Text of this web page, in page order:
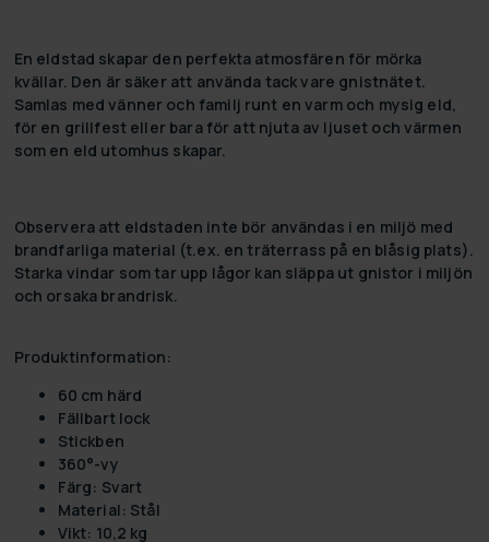
En eldstad skapar den perfekta atmosfären för mörka
kvällar. Den är säker att använda tack vare gnistnätet.
Samlas med vänner och familj runt en varm och mysig eld,
för en grillfest eller bara för att njuta av ljuset och värmen
som en eld utomhus skapar.
Observera att eldstaden inte bör användas i en miljö med
brandfarliga material (t.ex. en träterrass på en blåsig plats).
Starka vindar som tar upp lågor kan släppa ut gnistor i miljön
och orsaka brandrisk.
Produktinformation:
60 cm härd
Fällbart lock
Stickben
360°-vy
Färg: Svart
Material: Stål
Vikt: 10,2 kg